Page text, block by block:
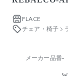
FLACE
チェア・椅子
メーカー品番-